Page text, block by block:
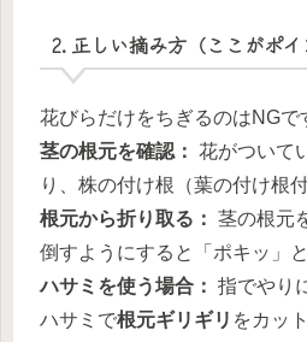
2. 正しい摘み方（ここがポイ
花びらだけをちぎるのはNGで
茎の根元を確認： 花がついて
り、株の付け根（葉の付け根
根元から折り取る： 茎の根元
倒すようにすると「ポキッ」
ハサミを使う場合： 指でやり
ハサミで根元ギリギリ をカッ